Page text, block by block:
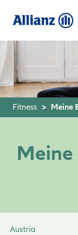
content
Fitness Meine
Austria